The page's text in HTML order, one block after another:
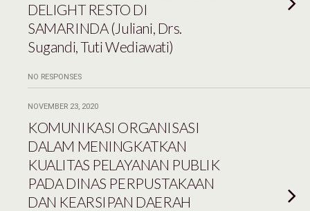
DELIGHT RESTO DI
SAMARINDA (Juliani, Drs.
Sugandi, Tuti Wediawati)
NO RESPONSES
NOVEMBER 23, 2020
KOMUNIKASI ORGANISASI
DALAM MENINGKATKAN
KUALITAS PELAYANAN PUBLIK
PADA DINAS PERPUSTAKAAN
DAN KEARSIPAN DAERAH